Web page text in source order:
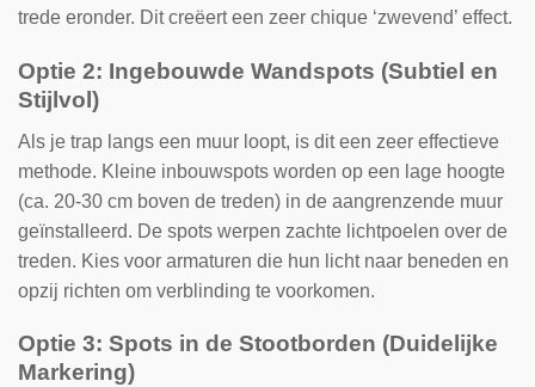
trede eronder. Dit creëert een zeer chique ‘zwevend’ effect.
Optie 2: Ingebouwde Wandspots (Subtiel en
Stijlvol)
Als je trap langs een muur loopt, is dit een zeer effectieve
methode. Kleine inbouwspots worden op een lage hoogte
(ca. 20-30 cm boven de treden) in de aangrenzende muur
geïnstalleerd. De spots werpen zachte lichtpoelen over de
treden. Kies voor armaturen die hun licht naar beneden en
opzij richten om verblinding te voorkomen.
Optie 3: Spots in de Stootborden (Duidelijke
Markering)